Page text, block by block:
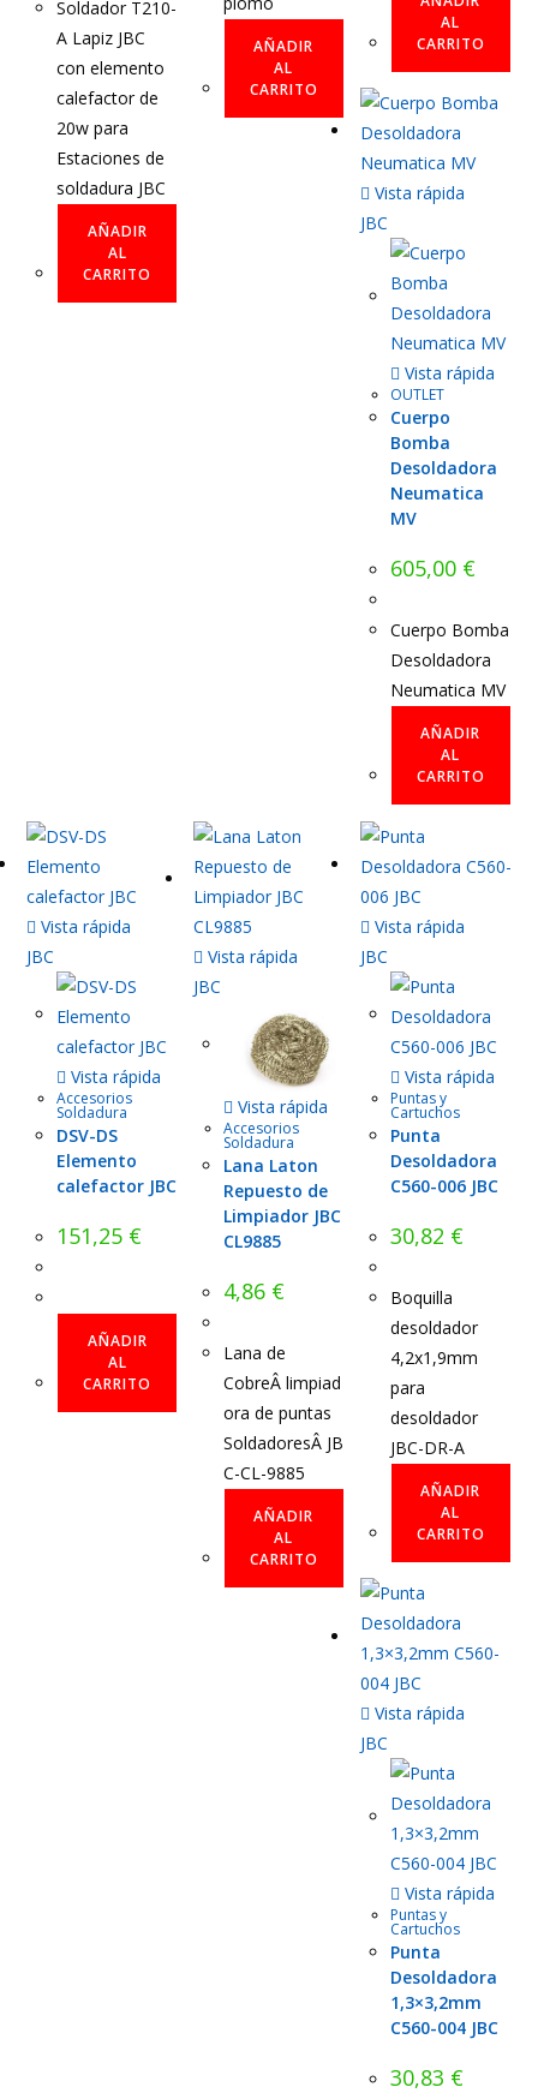
Soldador T210-
A Lapiz JBC
con elemento
calefactor de
20w para
Estaciones de
soldadura JBC
AÑADIR
AL
CARRITO
AÑADIR
AL
CARRITO
AL
CARRITO
Vista rápida
JBC
Vista rápida
OUTLET
Cuerpo
Bomba
Desoldadora
Neumatica
MV
605,00 €
Cuerpo Bomba
Desoldadora
Neumatica MV
AÑADIR
AL
CARRITO
Vista rápida
JBC
Vista rápida
Accesorios
Soldadura
DSV-DS
Elemento
calefactor JBC
151,25 €
AÑADIR
AL
CARRITO
Vista rápida
JBC
Vista rápida
Accesorios
Soldadura
Lana Laton
Repuesto de
Limpiador JBC
CL9885
4,86 €
Lana de
CobreÂ limpiad
ora de puntas
SoldadoresÂ JB
C-CL-9885
AÑADIR
AL
CARRITO
Vista rápida
JBC
Vista rápida
Puntas y
Cartuchos
Punta
Desoldadora
C560-006 JBC
30,82 €
Boquilla
desoldador
4,2x1,9mm
para
desoldador
JBC-DR-A
AÑADIR
AL
CARRITO
Vista rápida
JBC
Vista rápida
Puntas y
Cartuchos
Punta
Desoldadora
1,3×3,2mm
C560-004 JBC
30,83 €